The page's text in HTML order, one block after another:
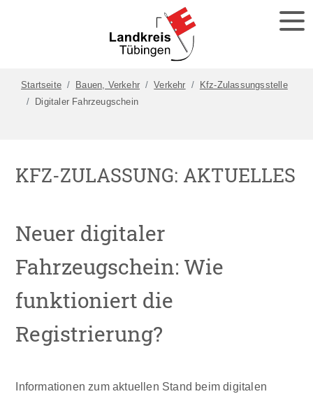
Startseite Bauen, Verkehr Verkehr
Kfz-Zulassungsstelle
Digitaler Fahrzeugschein
KFZ-ZULASSUNG: AKTUELLES
Neuer digitaler
Fahrzeugschein: Wie
funktioniert die
Registrierung?
Informationen zum aktuellen Stand beim digitalen